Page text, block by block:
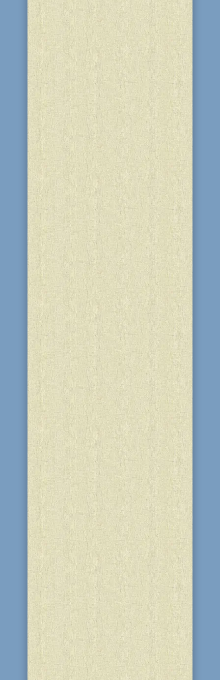
Навчальний рік 2025/2026 закінчився.
Учні пішли на довгоочікувані канікули.
А в благодійному центрі “Бейт Барух” і
синагозі “Бейт Реувен” (м. Кам'янське)
пройшла фінальна зустрічі учасників
освітнього проєкту для підлітків
“EnerJew”. Разом з координаторами
проєкту...
Сьогодні євреї всього світу
відзначають початок нового місяця –
Тамуз. Новомісяччя Тамуза триває два
дні, тому що місяць, що передує Тамузу
(тобто місяць Сіван), завжди є
«повним», таким, що завжди триває 30
днів. Перший день новомісяччя
Тамуза припадає на 30-те...
27 Сівана 5786 (12 червня 2026) в ліцеї
“Бейт Менахем Любавич” благодійного
центру “Бейт Барух” і синагоги “Бейт
Реувен” (м. Кам’янське) пролунав
останній дзвоник. “Жоден єврейський
хлопчик і жодна єврейська дівчинка не
мають права прожити навіть один